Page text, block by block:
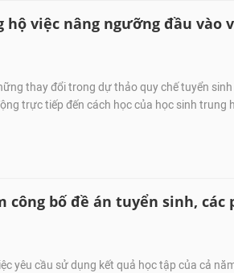
hộ việc nâng ngưỡng đầu vào
thay đổi trong dự thảo quy chế tuyển
trực tiếp đến cách học của học sinh trung
công bố đề án tuyển sinh,
yêu cầu sử dụng kết quả học tập của cả